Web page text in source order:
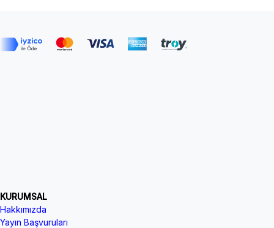
KURUMSAL
Hakkımızda
Yayın Başvuruları